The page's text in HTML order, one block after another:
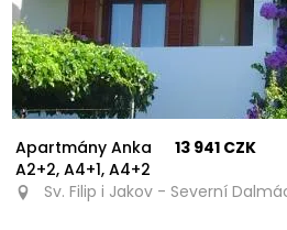
Apartmány Anka
A2+2, A4+1, A4+2
13 941 CZK
Sv. Filip i Jakov - Severní